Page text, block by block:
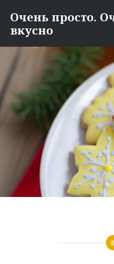
содержимому
Очень просто.
вкусно